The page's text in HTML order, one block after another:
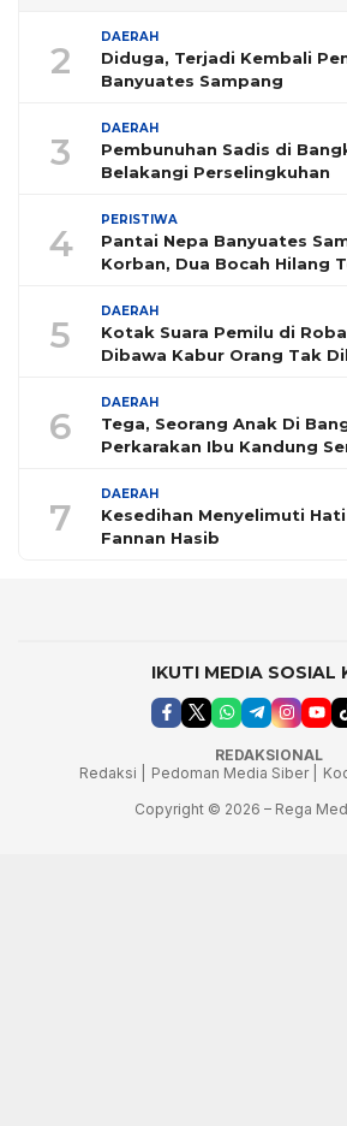
2
DAERAH
Diduga, Terjadi Kembali
Banyuates Sampang
3
DAERAH
Pembunuhan Sadis di
Belakangi Perselingkuhan
4
PERISTIWA
Pantai Nepa Banyuates
Korban, Dua Bocah Hilang
5
DAERAH
Kotak Suara Pemilu di
Dibawa Kabur Orang Tak
6
DAERAH
Tega, Seorang Anak Di
Perkarakan Ibu Kandung
7
DAERAH
Kesedihan Menyelimuti
Fannan Hasib
IKUTI MEDIA SOSIAL
REDAKSIONAL
Redaksi |
Pedoman Media Siber |
Copyright © 2026 – Rega